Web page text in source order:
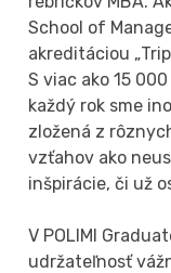
School of
akreditáciou
S viac ako 15
každý rok sme
zložená z
vzťahov ako
inšpirácie, či už
V POLIMI
udržateľnosť